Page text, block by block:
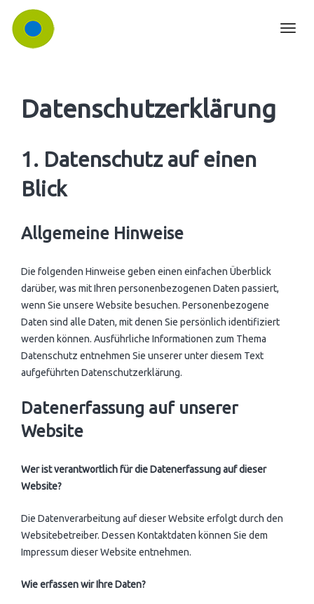
Datenschutzerklärung
1. Datenschutz auf einen
Blick
Allgemeine Hinweise
Die folgenden Hinweise geben einen einfachen Überblick
darüber, was mit Ihren personenbezogenen Daten passiert,
wenn Sie unsere Website besuchen. Personenbezogene
Daten sind alle Daten, mit denen Sie persönlich identifiziert
werden können. Ausführliche Informationen zum Thema
Datenschutz entnehmen Sie unserer unter diesem Text
aufgeführten Datenschutzerklärung.
Datenerfassung auf unserer
Website
Wer ist verantwortlich für die Datenerfassung auf dieser
Website?
Die Datenverarbeitung auf dieser Website erfolgt durch den
Websitebetreiber. Dessen Kontaktdaten können Sie dem
Impressum dieser Website entnehmen.
Wie erfassen wir Ihre Daten?
KANZLEI
TEAM ▾
Unser Leistungsspektrum
Aktuelles
TESTAMENTSVOLLSTRECKUNG